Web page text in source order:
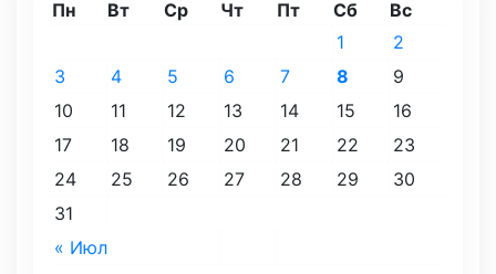
Пн Вт Ср Чт Пт Сб Вс
« Июл
1
2
3
4 5 6 7 8
9
10
11 12 13 14 15
16
17
18 19 20 21 22
23
24
25 26 27 28 29
30
31